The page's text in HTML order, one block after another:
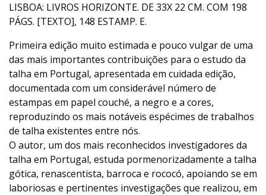
LISBOA: LIVROS HORIZONTE. DE 33X 22 CM. COM 198
PÁGS. [TEXTO], 148 ESTAMP. E.
Primeira edição muito estimada e pouco vulgar de uma
das mais importantes contribuições para o estudo da
talha em Portugal, apresentada em cuidada edição,
documentada com um considerável número de
estampas em papel couché, a negro e a cores,
reproduzindo os mais notáveis espécimes de trabalhos
de talha existentes entre nós.
O autor, um dos mais reconhecidos investigadores da
talha em Portugal, estuda pormenorizadamente a talha
gótica, renascentista, barroca e rococó, apoiando se em
laboriosas e pertinentes investigações que realizou, em